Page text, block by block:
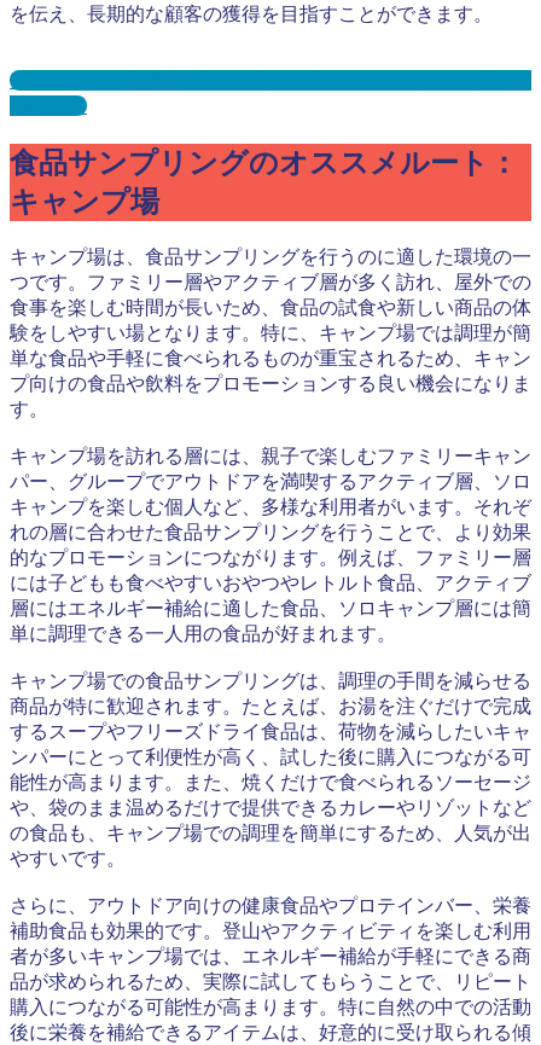
を伝え、長期的な顧客の獲得を目指すことができます。
人間ドック・健康診断サンプリングとは？メリット３選と事
例を紹介
食品サンプリングのオススメルート：
キャンプ場
キャンプ場は、食品サンプリングを行うのに適した環境の一
つです。ファミリー層やアクティブ層が多く訪れ、屋外での
食事を楽しむ時間が長いため、食品の試食や新しい商品の体
験をしやすい場となります。特に、キャンプ場では調理が簡
単な食品や手軽に食べられるものが重宝されるため、キャン
プ向けの食品や飲料をプロモーションする良い機会になりま
す。
キャンプ場を訪れる層には、親子で楽しむファミリーキャン
パー、グループでアウトドアを満喫するアクティブ層、ソロ
キャンプを楽しむ個人など、多様な利用者がいます。それぞ
れの層に合わせた食品サンプリングを行うことで、より効果
的なプロモーションにつながります。例えば、ファミリー層
には子どもも食べやすいおやつやレトルト食品、アクティブ
層にはエネルギー補給に適した食品、ソロキャンプ層には簡
単に調理できる一人用の食品が好まれます。
キャンプ場での食品サンプリングは、調理の手間を減らせる
商品が特に歓迎されます。たとえば、お湯を注ぐだけで完成
するスープやフリーズドライ食品は、荷物を減らしたいキャ
ンパーにとって利便性が高く、試した後に購入につながる可
能性が高まります。また、焼くだけで食べられるソーセージ
や、袋のまま温めるだけで提供できるカレーやリゾットなど
の食品も、キャンプ場での調理を簡単にするため、人気が出
やすいです。
さらに、アウトドア向けの健康食品やプロテインバー、栄養
補助食品も効果的です。登山やアクティビティを楽しむ利用
者が多いキャンプ場では、エネルギー補給が手軽にできる商
品が求められるため、実際に試してもらうことで、リピート
購入につながる可能性が高まります。特に自然の中での活動
後に栄養を補給できるアイテムは、好意的に受け取られる傾